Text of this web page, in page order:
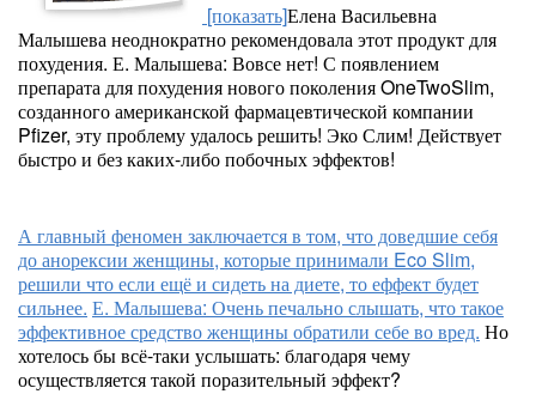
[показать]Елена Васильевна
Малышева неоднократно рекомендовала этот продукт для
похудения. Е. Малышева: Вовсе нет! С появлением
препарата для похудения нового поколения OneTwoSlim,
созданного американской фармацевтической компании
Pfizer, эту проблему удалось решить! Эко Слим! Действует
быстро и без каких-либо побочных эффектов!
А главный феномен заключается в том, что доведшие себя
до анорексии женщины, которые принимали Eco Slim,
решили что если ещё и сидеть на диете, то еффект будет
сильнее. Е. Малышева: Очень печально слышать, что такое
эффективное средство женщины обратили себе во вред. Но
хотелось бы всё-таки услышать: благодаря чему
осуществляется такой поразительный эффект?